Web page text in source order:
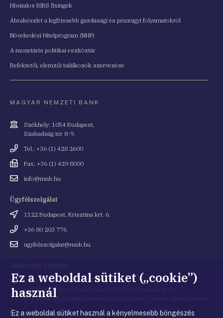
Hivatalos BIRS fixingek
Ábrakészlet a legfrissebb gazdasági és pénzügyi folyamatokról
Növekedési Hitelprogram (NHP)
A monetáris politikai eszköztár
Befektetői, elemzői találkozók szervezése
MAGYAR NEMZETI BANK
Cím
Székhely: 1054 Budapest,
Szabadság tér 8-9.
Telefonszám
Tel.: +36 (1) 428 2600
Fax
Fax: +36 (1) 429 8000
Emailinfo@mnb.hu
Ügyfélszolgálat
Cím
1122 Budapest, Krisztina krt. 6.
Telefonszám
+36 80 203 776
Emailugyfelszolgalat@mnb.hu
Cím 1054 Budapest, Kiss Ernő utca 1.
(a Magyar Nemzeti Bank Budapest V. ker., Szabadság tér
8-9. szám alatti székházának Kiss Ernő utca 1. szám alatti bejárata)
Email penztar@mnb.hu
Ez a weboldal sütiket („cookie”)
használ
Ez a weboldal sütiket használ a kényelmesebb böngészés